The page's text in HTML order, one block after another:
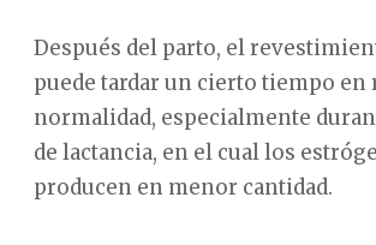
Después del parto, el
puede tardar un cierto tiempo en
normalidad, especialmente
de lactancia, en el cual los
producen en menor cantidad.